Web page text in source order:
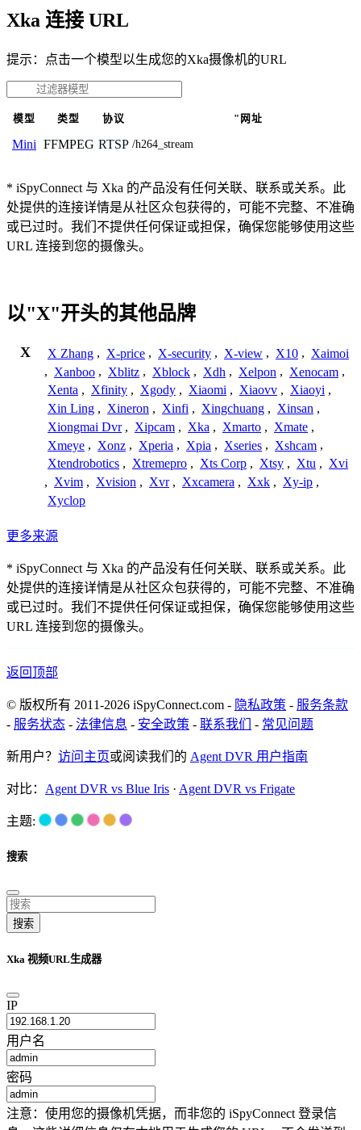
Xka 连接 URL
提示：点击一个模型以生成您的Xka摄像机的URL
模型 类型 协议 "网址
Mini FFMPEG RTSP /h264_stream
* iSpyConnect 与 Xka 的产品没有任何关联、联系或关系。此
处提供的连接详情是从社区众包获得的，可能不完整、不准确
或已过时。我们不提供任何保证或担保，确保您能够使用这些
URL 连接到您的摄像头。
以"X"开头的其他品牌
X X Zhang , X-price , X-security , X-view , X10 , Xaimoi
, Xanboo , Xblitz , Xblock , Xdh , Xelpon , Xenocam ,
Xenta , Xfinity , Xgody , Xiaomi , Xiaovv , Xiaoyi ,
Xin Ling , Xineron , Xinfi , Xingchuang , Xinsan ,
Xiongmai Dvr , Xipcam , Xka , Xmarto , Xmate ,
Xmeye , Xonz , Xperia , Xpia , Xseries , Xshcam ,
Xtendrobotics , Xtremepro , Xts Corp , Xtsy , Xtu , Xvi
, Xvim , Xvision , Xvr , Xxcamera , Xxk , Xy-ip ,
Xyclop
更多来源
* iSpyConnect 与 Xka 的产品没有任何关联、联系或关系。此
处提供的连接详情是从社区众包获得的，可能不完整、不准确
或已过时。我们不提供任何保证或担保，确保您能够使用这些
URL 连接到您的摄像头。
返回顶部
© 版权所有 2011-2026 iSpyConnect.com - 隐私政策 - 服务条款
- 服务状态 - 法律信息 - 安全政策 - 联系我们 - 常见问题
新用户？ 访问主页或阅读我们的 Agent DVR 用户指南
对比： Agent DVR vs Blue Iris · Agent DVR vs Frigate
主题:
搜索
搜索
Xka 视频URL生成器
IP
用户名
密码
注意：使用您的摄像机凭据，而非您的 iSpyConnect 登录信